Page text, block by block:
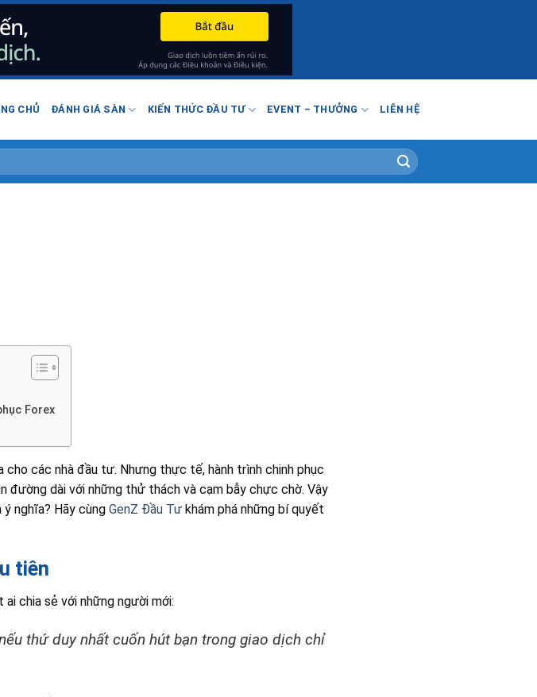
CHỦ ĐÁNH GIÁ SÀN KIẾN THỨC ĐẦU TƯ EVENT – THƯỞNG LIÊN HỆ
Forex
các nhà đầu tư. Nhưng thực tế, hành trình chinh phục
đường dài với những thử thách và cạm bẫy chực chờ. Vậy
nghĩa? Hãy cùng GenZ Đầu Tư khám phá những bí quyết
tiên
chia sẻ với những người mới:
thứ duy nhất cuốn hút bạn trong giao dịch chỉ